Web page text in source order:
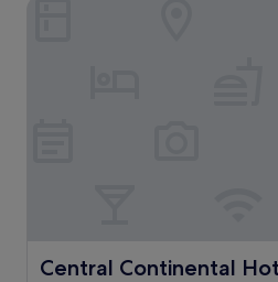
Central Continental
Central Continental Hotel